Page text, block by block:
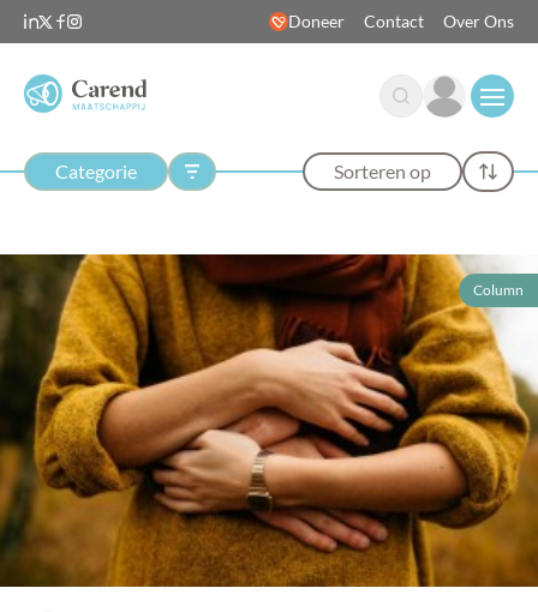
Doneer Contact Over Ons
Categorie Sorteren op
Column